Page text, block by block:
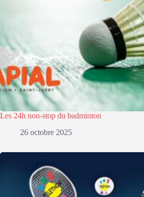
Les 24h non-stop du badminton
26 octobre 2025